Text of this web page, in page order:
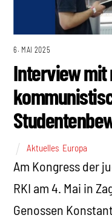
6. MAI 2025
Interview
Aktuelles Europa
Am Kongress der
RKI am 4. Mai in
Genossen